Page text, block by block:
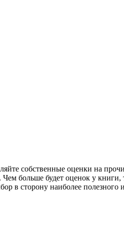
собственные оценки на
больше будет оценок у книги,
в сторону наиболее полезного